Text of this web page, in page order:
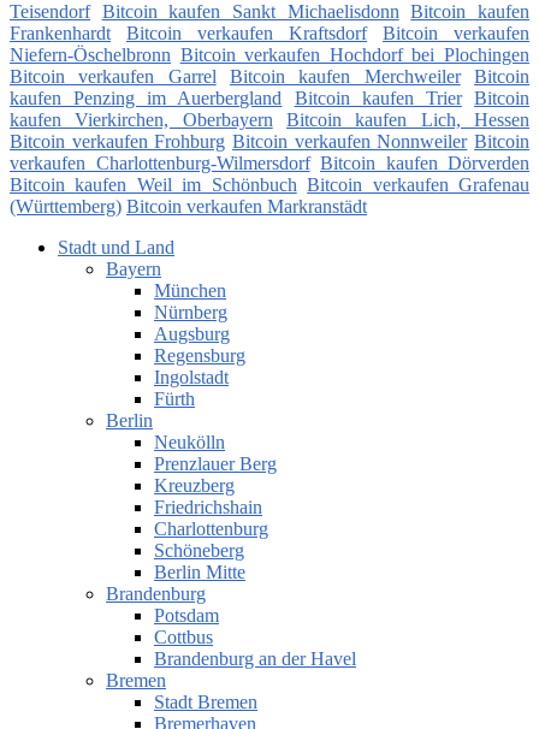
Teisendorf Bitcoin kaufen Sankt Michaelisdonn
Bitcoin kaufen
Frankenhardt
Bitcoin verkaufen Kraftsdorf
Bitcoin verkaufen
Niefern-Öschelbronn Bitcoin verkaufen Hochdorf bei Plochingen
Bitcoin verkaufen Garrel
Bitcoin kaufen Merchweiler
Bitcoin
kaufen Penzing im Auerbergland
Bitcoin kaufen Trier Bitcoin
kaufen Vierkirchen, Oberbayern
Bitcoin kaufen Lich, Hessen
Bitcoin verkaufen Frohburg Bitcoin verkaufen Nonnweiler Bitcoin
verkaufen Charlottenburg-Wilmersdorf Bitcoin kaufen Dörverden
Bitcoin kaufen Weil im Schönbuch Bitcoin verkaufen Grafenau
(Württemberg) Bitcoin verkaufen Markranstädt
Stadt und Land
Bayern
München
Nürnberg
Augsburg
Regensburg
Ingolstadt
Fürth
Berlin
Neukölln
Prenzlauer Berg
Kreuzberg
Friedrichshain
Charlottenburg
Schöneberg
Berlin Mitte
Brandenburg
Potsdam
Cottbus
Brandenburg an der Havel
Bremen
Stadt Bremen
Bremerhaven